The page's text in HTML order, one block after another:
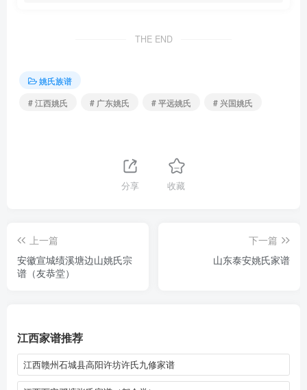
THE END
姚氏族谱
# 江西姚氏
# 广东姚氏 # 平远姚氏 # 兴国姚氏
分享 收藏
上一篇
安徽宣城绩溪塘边山姚氏宗
谱（友恭堂）
下一篇
山东泰安姚氏家谱
江西家谱推荐
江西赣州石城县高阳许坊许氏九修家谱